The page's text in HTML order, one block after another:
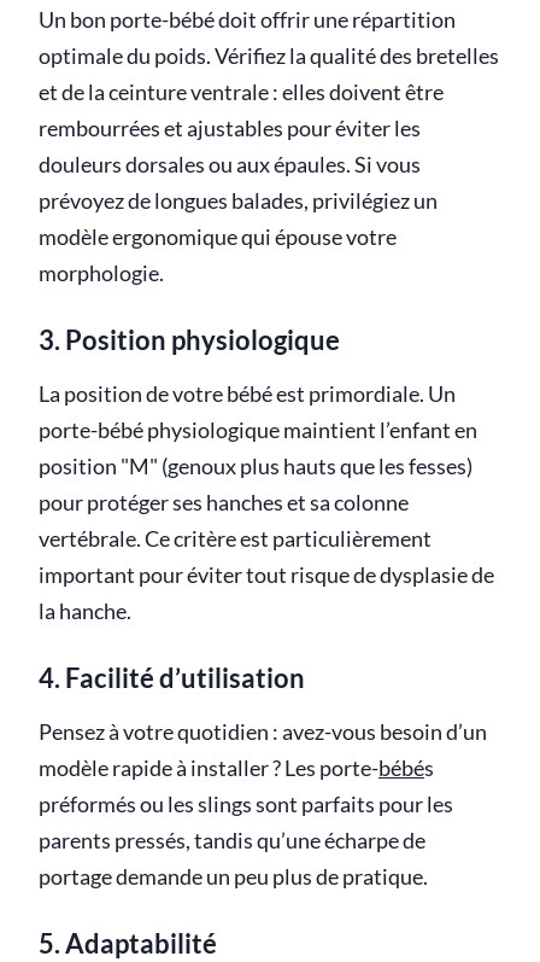
Un bon porte-bébé doit offrir une répartition
optimale du poids. Vérifiez la qualité des bretelles
et de la ceinture ventrale : elles doivent être
rembourrées et ajustables pour éviter les
douleurs dorsales ou aux épaules. Si vous
prévoyez de longues balades, privilégiez un
modèle ergonomique qui épouse votre
morphologie.
3. Position physiologique
La position de votre bébé est primordiale. Un
porte-bébé physiologique maintient l’enfant en
position "M" (genoux plus hauts que les fesses)
pour protéger ses hanches et sa colonne
vertébrale. Ce critère est particulièrement
important pour éviter tout risque de dysplasie de
la hanche.
4. Facilité d’utilisation
Pensez à votre quotidien : avez-vous besoin d’un
modèle rapide à installer ? Les porte-bébés
préformés ou les slings sont parfaits pour les
parents pressés, tandis qu’une écharpe de
portage demande un peu plus de pratique.
5. Adaptabilité